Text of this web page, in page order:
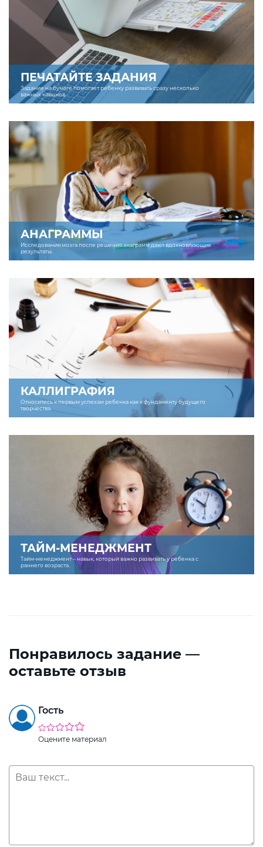
ПЕЧАТАЙТЕ ЗАДАНИЯ
Задание на бумаге помогает ребенку развивать сразу несколько
важных навыков.
АНАГРАММЫ
Исследования мозга после решения анаграмм дают вдохновляющие
результаты.
КАЛЛИГРАФИЯ
Относитесь к первым успехам ребенка как к фундаменту будущего
творчества.
ТАЙМ-МЕНЕДЖМЕНТ
Тайм-менеджмент – навык, который важно развивать у ребенка с
раннего возраста.
Понравилось задание —
оставьте отзыв
Гость
Оцените материал